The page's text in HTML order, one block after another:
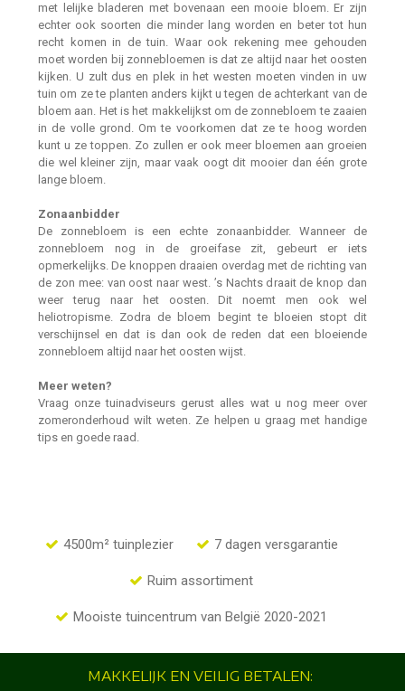
met lelijke bladeren met bovenaan een mooie bloem. Er zijn
echter ook soorten die minder lang worden en beter tot hun
recht komen in de tuin. Waar ook rekening mee gehouden
moet worden bij zonnebloemen is dat ze altijd naar het oosten
kijken. U zult dus en plek in het westen moeten vinden in uw
tuin om ze te planten anders kijkt u tegen de achterkant van de
bloem aan. Het is het makkelijkst om de zonnebloem te zaaien
in de volle grond. Om te voorkomen dat ze te hoog worden
kunt u ze toppen. Zo zullen er ook meer bloemen aan groeien
die wel kleiner zijn, maar vaak oogt dit mooier dan één grote
lange bloem.
Zonaanbidder
De zonnebloem is een echte zonaanbidder. Wanneer de
zonnebloem nog in de groeifase zit, gebeurt er iets
opmerkelijks. De knoppen draaien overdag met de richting van
de zon mee: van oost naar west. ’s Nachts draait de knop dan
weer terug naar het oosten. Dit noemt men ook wel
heliotropisme. Zodra de bloem begint te bloeien stopt dit
verschijnsel en dat is dan ook de reden dat een bloeiende
zonnebloem altijd naar het oosten wijst.
Meer weten?
Vraag onze tuinadviseurs gerust alles wat u nog meer over
zomeronderhoud wilt weten. Ze helpen u graag met handige
tips en goede raad.
4500m² tuinplezier 7 dagen versgarantie
Ruim assortiment
Mooiste tuincentrum van België 2020-2021
MAKKELIJK EN VEILIG BETALEN: